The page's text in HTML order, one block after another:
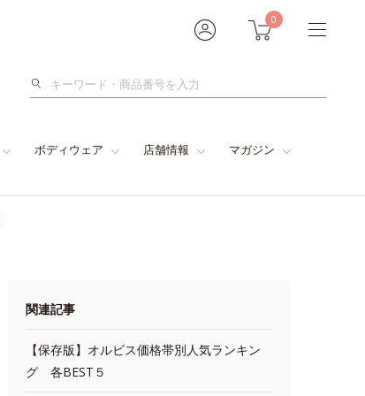
0
検
ボディウェア 店舗情報 マガジン
関連記事
【保存版】オルビス価格帯別人気ランキン
グ 各BEST５